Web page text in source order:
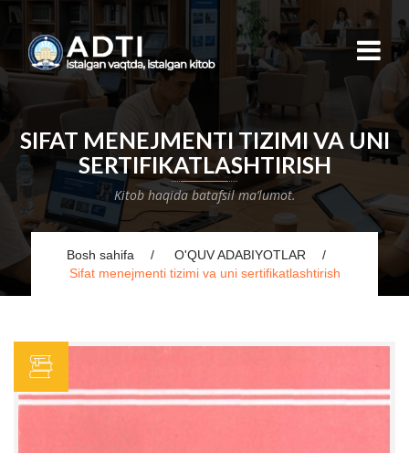
SIFAT MENEJMENTI TIZIMI VA UNI
SERTIFIKATLASHTIRISH
Kitob haqida batafsil ma’lumot.
Bosh sahifa
O'QUV ADABIYOTLAR
Sifat menejmenti tizimi va uni sertifikatlashtirish